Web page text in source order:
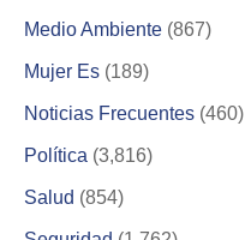
Medio Ambiente (867)
Mujer Es (189)
Noticias Frecuentes (460)
Política (3,816)
Salud (854)